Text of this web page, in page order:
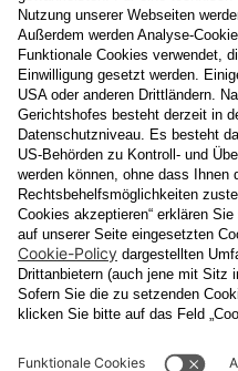
Nachname
E-Mail
Ja , ich erlaube, dass meine
Name undE-Mail-Adressefür
Mail, die Informationen über
Veranstaltungsprogramm
enthalten, von der "CCB"
Betriebsgesellschaft m.b.H.
Die Verarbeitung meiner Daten
Datenschutzerklärung der
unterwww.casinos.at/